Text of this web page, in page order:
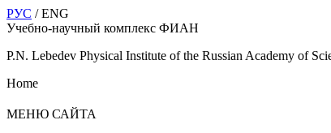
РУС / ENG
Учебно-научный комплекс ФИАН
P.N. Lebedev Physical Institute of the Russian Academy of
Home
МЕНЮ САЙТА